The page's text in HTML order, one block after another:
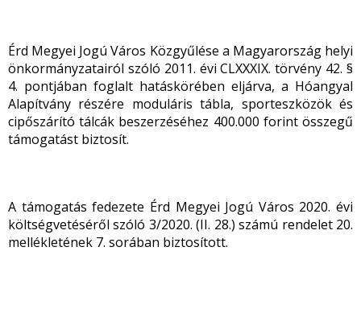
Érd Megyei Jogú Város Közgyűlése a Magyarország helyi
önkormányzatairól szóló 2011. évi CLXXXIX. törvény 42. §
4. pontjában foglalt hatáskörében eljárva, a Hóangyal
Alapítvány részére moduláris tábla, sporteszközök és
cipőszárító tálcák beszerzéséhez 400.000 forint összegű
támogatást biztosít.
A támogatás fedezete Érd Megyei Jogú Város 2020. évi
költségvetéséről szóló 3/2020. (II. 28.) számú rendelet 20.
mellékletének 7. sorában biztosított.